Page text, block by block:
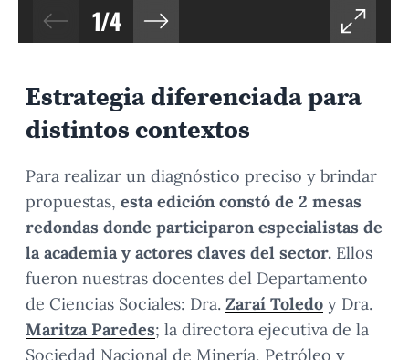
1/4
Estrategia diferenciada para
distintos contextos
Para realizar un diagnóstico preciso y brindar
propuestas, esta edición constó de 2 mesas
redondas donde participaron especialistas de
la academia y actores claves del sector. Ellos
fueron nuestras docentes del Departamento
de Ciencias Sociales: Dra. Zaraí Toledo y Dra.
Maritza Paredes; la directora ejecutiva de la
Sociedad Nacional de Minería, Petróleo y